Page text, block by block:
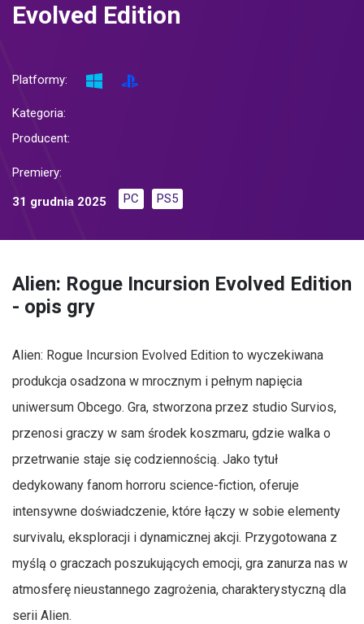
Evolved Edition
Platformy:
Kategoria:
Producent:
Premiery:
31 grudnia 2025
PC PS5
Alien: Rogue Incursion Evolved Edition
- opis gry
Alien: Rogue Incursion Evolved Edition to wyczekiwana
produkcja osadzona w mrocznym i pełnym napięcia
uniwersum Obcego. Gra, stworzona przez studio Survios,
przenosi graczy w sam środek koszmaru, gdzie walka o
przetrwanie staje się codziennością. Jako tytuł
dedykowany fanom horroru science-fiction, oferuje
intensywne doświadczenie, które łączy w sobie elementy
survivalu, eksploracji i dynamicznej akcji. Przygotowana z
myślą o graczach poszukujących emocji, gra zanurza nas w
atmosferę nieustannego zagrożenia, charakterystyczną dla
serii Alien.